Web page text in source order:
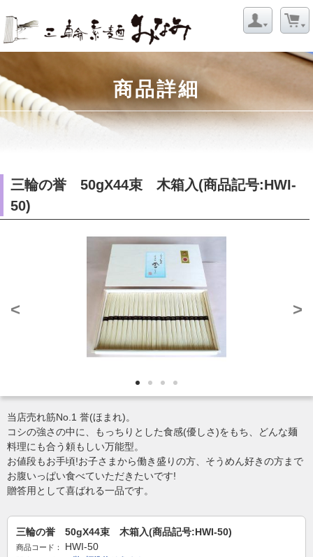
商品詳細
三輪の誉 50gX44束 木箱入(商品記号:HWI-
50)
< >
当店売れ筋No.1 誉(ほまれ)。
コシの強さの中に、もっちりとした食感(優しさ)をもち、どんな麺
料理にも合う頼もしい万能型。
お値段もお手頃!お子さまから働き盛りの方、そうめん好きの方まで
お腹いっぱい食べていただきたいです!
贈答用として喜ばれる一品です。
三輪の誉 50gX44束 木箱入(商品記号:HWI-50)
商品コード： HWI-50